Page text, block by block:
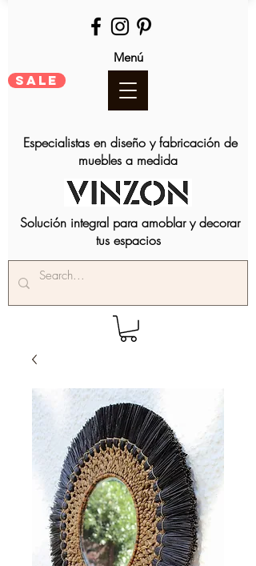
Menú
SALE
Especialistas en diseño y fabricación de
muebles a medida
Solución integral para amoblar y decorar
tus espacios